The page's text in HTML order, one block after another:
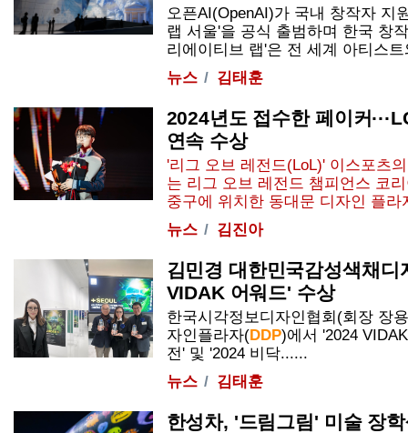
오픈AI(OpenAI)가 국내 창작자 지
랩 서울'을 공식 출범하며 한국 창
리에이티브 랩'은 전 세계 아티스
뉴스
김태훈
2024년도 접수한 페이커
연속 수상
'리그 오브 레전드(LoL)' 이스포츠
는 리그 오브 레전드 챔피언스 코
중구에 위치한 동대문 디자인 플라
뉴스
김진아
김민경 대한민국감성색채디
VIDAK 어워드' 수상
한국시각정보디자인협회(회장 장
자인플라자(DDP)에서 '2024
전' 및 '2024 비닥......
뉴스
김태훈
한성차, '드림그림' 미술 장